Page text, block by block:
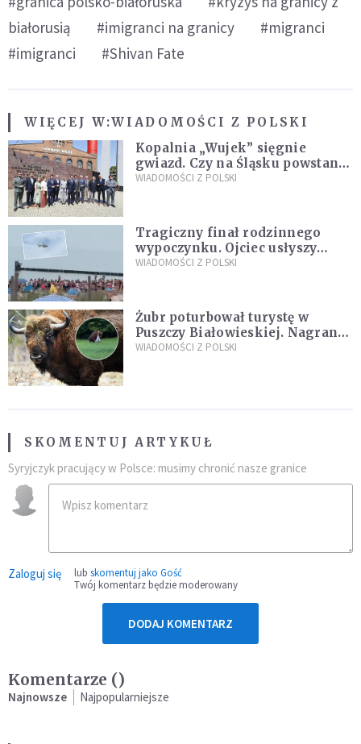
białorusią
#imigranci na granicy
#migranci
#imigranci
#Shivan Fate
WIĘCEJ W:WIADOMOŚCI Z POLSKI
Kopalnia „Wujek” sięgnie
gwiazd. Czy na Śląsku powstanie
„Dolina Krzemowa”?
WIADOMOŚCI Z POLSKI
Tragiczny finał rodzinnego
wypoczynku. Ojciec usłyszy
zarzuty
WIADOMOŚCI Z POLSKI
Żubr poturbował turystę w
Puszczy Białowieskiej. Nagranie
daje do myślenia
WIADOMOŚCI Z POLSKI
SKOMENTUJ ARTYKUŁ
Syryjczyk pracujący w Polsce: musimy chronić nasze granice
Zaloguj się lub skomentuj jako Gość
Twój komentarz będzie moderowany
DODAJ KOMENTARZ
Komentarze ()
Najnowsze Najpopularniejsze